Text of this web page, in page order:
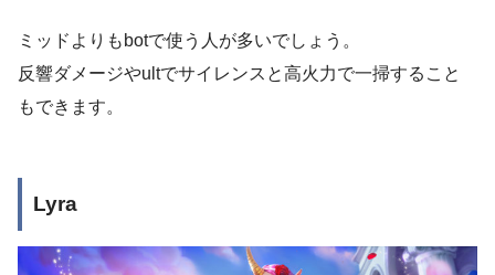
ミッドよりもbotで使う人が多いでしょう。
反響ダメージやultでサイレンスと高火力で一掃すること
もできます。
Lyra